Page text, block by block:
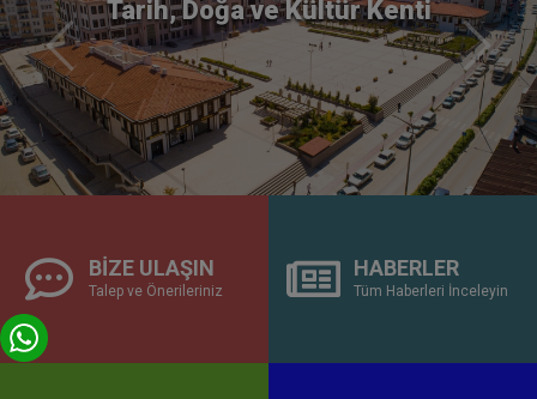
Boyabat
Önceki Sonraki
BİZE ULAŞIN
Talep ve Önerileriniz
HABERLER
Tüm Haberleri İnceleyin